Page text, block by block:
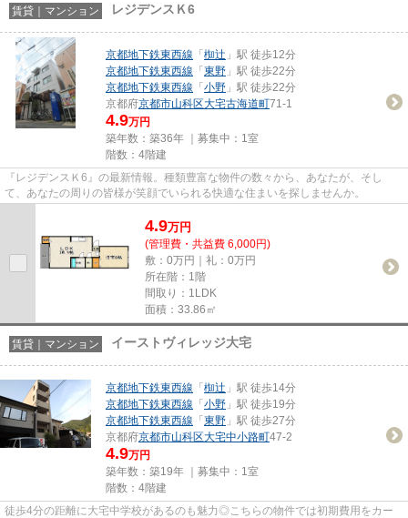
賃貸｜マンション レジデンスＫ6
京都地下鉄東西線 「 椥辻 」駅 徒歩12分
京都地下鉄東西線 「 東野 」駅 徒歩22分
京都地下鉄東西線 「 小野 」駅 徒歩22分
京都府京都市山科区大宅古海道町71-1
4.9万円
築年数：築36年 ｜募集中： 1室
階数：4階建
『レジデンスＫ6』の最新情報。種類豊富な物件の数々から、あなたが、そし
て、あなたの周りの皆様が笑顔でいられる快適な住まいを探しませんか。
4.9万円
(管理費・共益費 6,000円)
敷：0万円｜礼：0万円
所在階：1階
間取り：1LDK
面積：33.86㎡
賃貸｜マンション イーストヴィレッジ大宅
京都地下鉄東西線 「 椥辻 」駅 徒歩14分
京都地下鉄東西線 「 小野 」駅 徒歩19分
京都地下鉄東西線 「 東野 」駅 徒歩27分
京都府京都市山科区大宅中小路町47-2
4.9万円
築年数：築19年 ｜募集中： 1室
階数：4階建
徒歩4分の距離に大宅中学校があるのも魅力◎こちらの物件では初期費用をカー